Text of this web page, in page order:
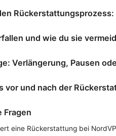
und wie du sie
Verlängerung, Pausen
vor und nach der
Fragen
eine Rückerstattung bei